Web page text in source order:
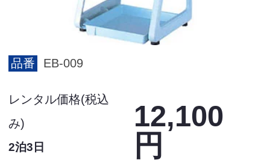
品番 EB-009
レンタル価格(税込
み)
2泊3日
12,100
円